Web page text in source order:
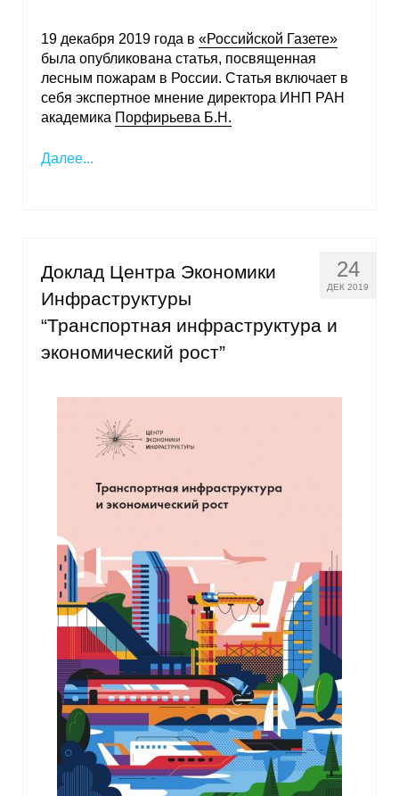
19 декабря 2019 года в «Российской Газете»
была опубликована статья, посвященная
лесным пожарам в России. Статья включает в
себя экспертное мнение директора ИНП РАН
академика Порфирьева Б.Н.
Далее...
24
ДЕК 2019
Доклад Центра Экономики
Инфраструктуры
“Транспортная инфраструктура и
экономический рост”